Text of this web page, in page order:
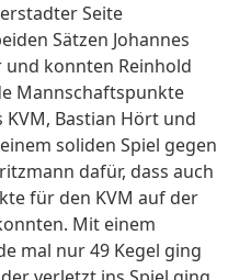
Seite
Sätzen Johannes
und konnten Reinhold
Mannschaftspunkte
Bastian Hört und
soliden Spiel gegen
dafür, dass auch
für den KVM auf der
Mit einem
mal nur 49 Kegel ging